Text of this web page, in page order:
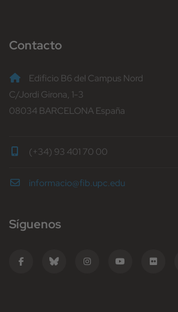
Contacto
Edificio B6 del Campus Nord
C/Jordi Girona, 1-3
08034 BARCELONA España
(+34) 93 401 70 00
informacio@fib.upc.edu
Síguenos